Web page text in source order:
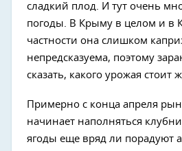
сладкий плод. И тут очень
погоды. В Крыму в целом и в
частности она слишком
непредсказуема, поэтому
сказать, какого урожая стоит
Примерно с конца апреля
начинает наполняться
ягоды еще вряд ли порадуют